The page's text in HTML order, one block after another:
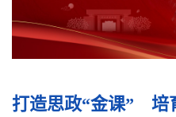
打造思政“金课” 培